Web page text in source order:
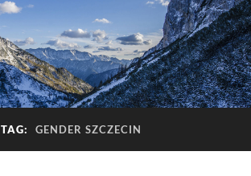
TAG: GENDER SZCZECIN